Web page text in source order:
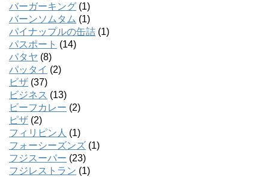
バーガーキング (1)
バーンソムタム (1)
パイナップルの缶詰 (1)
パスポート (14)
パタヤ (8)
パッタイ (2)
ビザ (37)
ビジネス (13)
ビーフカレー (2)
ピザ (2)
フィリピン人 (1)
フォーシーズンズ (1)
フジスーパー (23)
フジレストラン (1)